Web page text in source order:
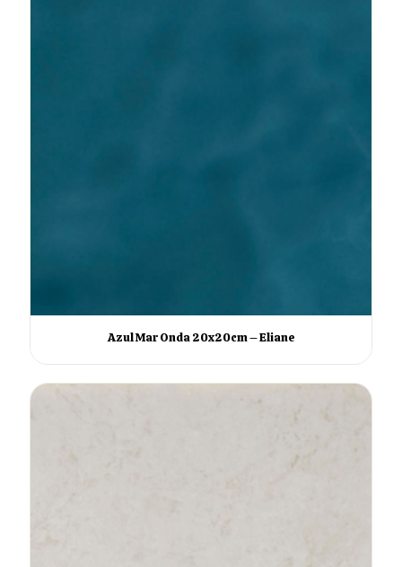
Azul Mar Onda 20x20cm – Eliane